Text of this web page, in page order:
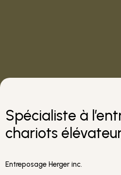
Spécialiste à
chariots
Entreposage Herger inc.